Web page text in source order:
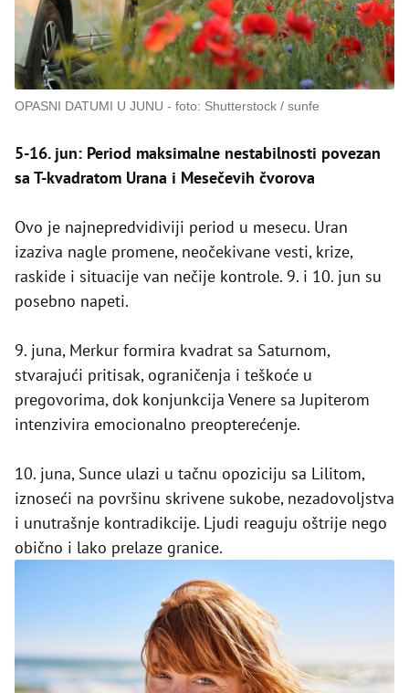
OPASNI DATUMI U JUNU foto: Shutterstock / sunfe
5-16. jun: Period maksimalne nestabilnosti povezan
sa T-kvadratom Urana i Mesečevih čvorova
Ovo je najnepredvidiviji period u mesecu. Uran
izaziva nagle promene, neočekivane vesti, krize,
raskide i situacije van nečije kontrole. 9. i 10. jun su
posebno napeti.
9. juna, Merkur formira kvadrat sa Saturnom,
stvarajući pritisak, ograničenja i teškoće u
pregovorima, dok konjunkcija Venere sa Jupiterom
intenzivira emocionalno preopterećenje.
10. juna, Sunce ulazi u tačnu opoziciju sa Lilitom,
iznoseći na površinu skrivene sukobe, nezadovoljstva
i unutrašnje kontradikcije. Ljudi reaguju oštrije nego
obično i lako prelaze granice.